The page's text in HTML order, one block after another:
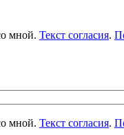
мной. Текст согласия.
мной. Текст согласия.